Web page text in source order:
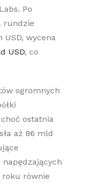
Po
rundzie
wycena
USD, co
ogromnych
ostatnia
aż 86 mld
napędzających
roku równie